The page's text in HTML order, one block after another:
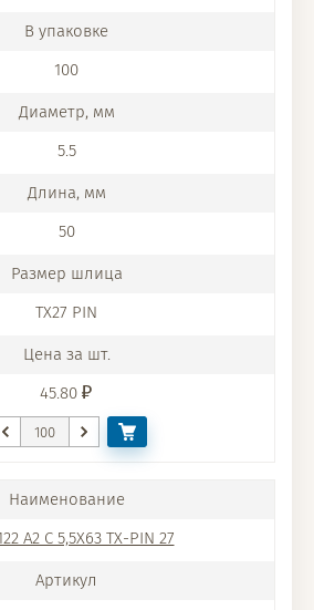
100
5.5
50
TX27 PIN
45.80
A2 C 5,5X63 TX-PIN 27